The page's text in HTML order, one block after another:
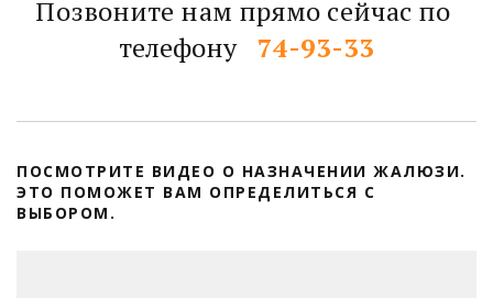
Позвоните нам прямо сейчас по
телефону 74-93-33
ПОСМОТРИТЕ ВИДЕО О НАЗНАЧЕНИИ ЖАЛЮЗИ.
ЭТО ПОМОЖЕТ ВАМ ОПРЕДЕЛИТЬСЯ С
ВЫБОРОМ.